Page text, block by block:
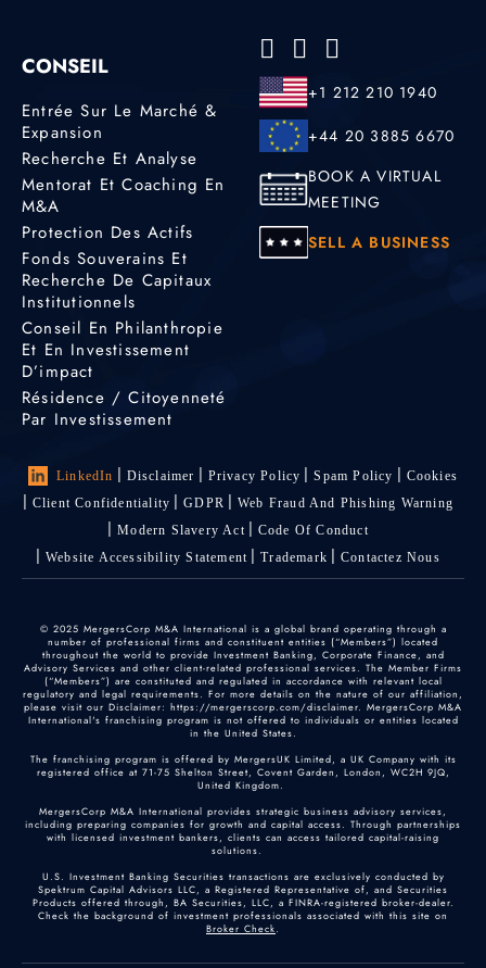
CONSEIL
Entrée Sur Le Marché &
Expansion
Recherche Et Analyse
Mentorat Et Coaching En
M&A
Protection Des Actifs
Fonds Souverains Et
Recherche De Capitaux
Institutionnels
Conseil En Philanthropie
Et En Investissement
D’impact
Résidence / Citoyenneté
Par Investissement
+1 212 210 1940
+44 20 3885 6670
BOOK A VIRTUAL
MEETING
SELL A BUSINESS
LinkedIn Disclaimer Privacy Policy Spam Policy
Cookies
Client Confidentiality
GDPR
Web Fraud And Phishing Warning
Modern Slavery Act
Code Of Conduct
Website Accessibility Statement
Trademark Contactez Nous
© 2025 MergersCorp M&A International is a global brand operating through a
number of professional firms and constituent entities (“Members”) located
throughout the world to provide Investment Banking, Corporate Finance, and
Advisory Services and other client-related professional services. The Member Firms
(“Members”) are constituted and regulated in accordance with relevant local
regulatory and legal requirements. For more details on the nature of our affiliation,
please visit our Disclaimer: https://mergerscorp.com/disclaimer. MergersCorp M&A
International's franchising program is not offered to individuals or entities located
in the United States.
The franchising program is offered by MergersUK Limited, a UK Company with its
registered office at 71-75 Shelton Street, Covent Garden, London, WC2H 9JQ,
United Kingdom.
MergersCorp M&A International provides strategic business advisory services,
including preparing companies for growth and capital access. Through partnerships
with licensed investment bankers, clients can access tailored capital-raising
solutions.
U.S. Investment Banking Securities transactions are exclusively conducted by
Spektrum Capital Advisors LLC, a Registered Representative of, and Securities
Products offered through, BA Securities, LLC, a FINRA-registered broker-dealer.
Check the background of investment professionals associated with this site on
Broker Check.